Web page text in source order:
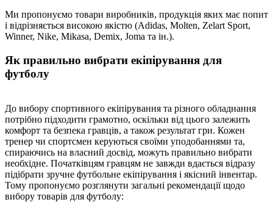
Ми пропонуємо товари виробників, продукція яких має попит
і відрізняється високою якістю (Adidas, Molten, Zelart Sport,
Winner, Nike, Mikasa, Demix, Joma та ін.).
Як правильно вибрати екіпірування для
футболу
До вибору спортивного екіпірування та різного обладнання
потрібно підходити грамотно, оскільки від цього залежить
комфорт та безпека гравців, а також результат гри. Кожен
тренер чи спортсмен керуються своїми уподобаннями та,
спираючись на власний досвід, можуть правильно вибрати
необхідне. Початківцям гравцям не завжди вдається відразу
підібрати зручне футбольне екіпірування і якісний інвентар.
Тому пропонуємо розглянути загальні рекомендації щодо
вибору товарів для футболу: